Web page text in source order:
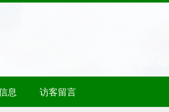
息 访客留言